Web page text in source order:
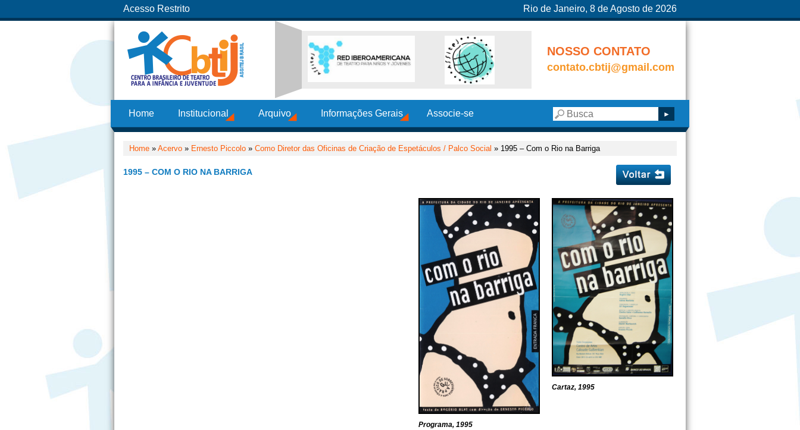
Acesso Restrito Rio de Janeiro, 8 de Agosto de 2026
NOSSO CONTATO
contato.cbtij@gmail.com
Home Institucional Arquivo Informações Gerais Associe-se
Home » Acervo » Ernesto Piccolo » Como Diretor das Oficinas de Criação de Espetáculos / Palco Social » 1995 – Com o Rio na Barriga
1995 – COM O RIO NA BARRIGA
Cartaz, 1995
Programa, 1995